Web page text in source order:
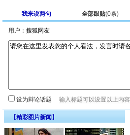
我来说两句 全部跟贴(0条)
用户：
设为辩论话题
【精彩图片新闻】